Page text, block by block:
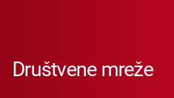
Društvene mreže